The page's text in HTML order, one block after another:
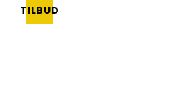
TILBUD